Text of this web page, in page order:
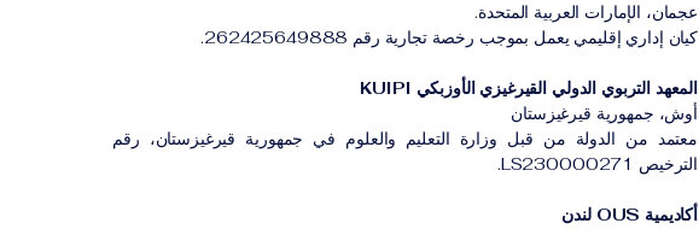
عجمان، الإمارات العربية المتحدة.
كيان إداري إقليمي يعمل بموجب رخصة تجارية رقم 262425649888.
المعهد التربوي الدولي القيرغيزي الأوزبكي KUIPI
أوش، جمهورية قيرغيزستان
معتمد من الدولة من قبل وزارة التعليم والعلوم في جمهورية قيرغيزستان، رقم
الترخيص LS230000271.
أكاديمية OUS لندن